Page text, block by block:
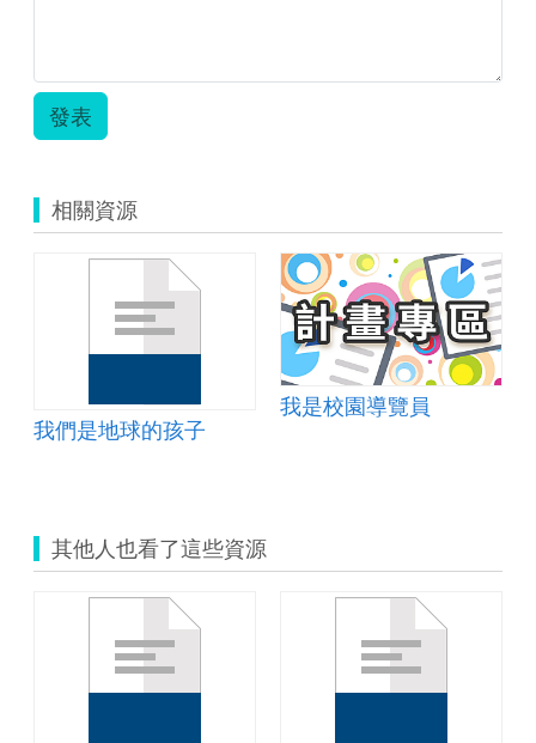
發表
相關資源
我們是地球的孩子
我是校園導覽員
其他人也看了這些資源